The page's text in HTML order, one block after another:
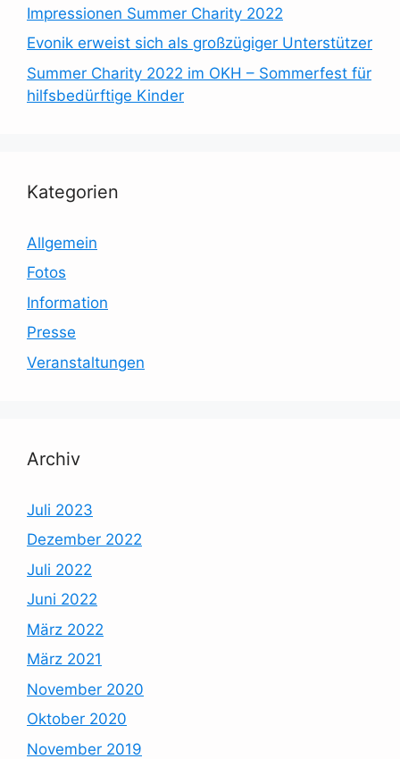
Impressionen Summer Charity 2022
Evonik erweist sich als großzügiger Unterstützer
Summer Charity 2022 im OKH – Sommerfest für
hilfsbedürftige Kinder
Kategorien
Allgemein
Fotos
Information
Presse
Veranstaltungen
Archiv
Juli 2023
Dezember 2022
Juli 2022
Juni 2022
März 2022
März 2021
November 2020
Oktober 2020
November 2019